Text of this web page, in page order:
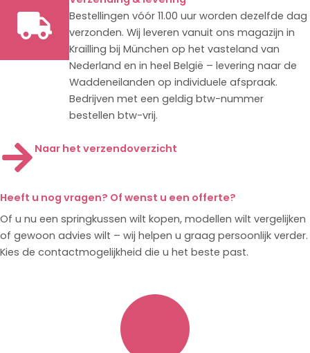
Bestellingen vóór 11.00 uur worden dezelfde dag
verzonden. Wij leveren vanuit ons magazijn in
Krailling bij München op het vasteland van
Nederland en in heel België – levering naar de
Waddeneilanden op individuele afspraak.
Bedrijven met een geldig btw-nummer
bestellen btw-vrij.
Naar het verzendoverzicht
Heeft u nog vragen? Of wenst u een offerte?
Of u nu een springkussen wilt kopen, modellen wilt vergelijken
of gewoon advies wilt – wij helpen u graag persoonlijk verder.
Kies de contactmogelijkheid die u het beste past.